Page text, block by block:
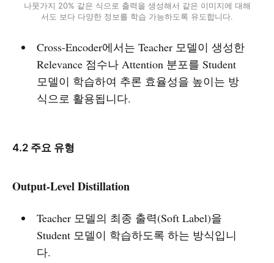
나뭇가지 20% 같은 식으로 출력을 생성해서 같은 이미지에 대해
서도 보다 다양한 정보를 학습 가능하도록 유도합니다.
Cross-Encoder에서는 Teacher 모델이 생성한
Relevance 점수나 Attention 분포를 Student
모델이 학습하여 추론 효율성을 높이는 방
식으로 활용됩니다.
4.2 주요 유형
Output-Level Distillation
Teacher 모델의 최종 출력(Soft Label)을
Student 모델이 학습하도록 하는 방식입니
다.